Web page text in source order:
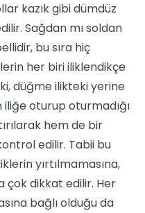
kazık gibi dümdüz
Sağdan mı soldan
bu sıra hiç
her biri iliklendikçe
düğme ilikteki yerine
oturup oturmadığı
hem de bir
edilir. Tabii bu
yırtılmamasına,
çok dikkat edilir. Her
bağlı olduğu da